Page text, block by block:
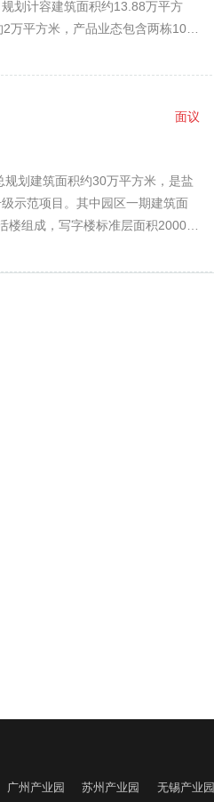
划计容建筑面积约13.88万平方
平方米，产品业态包含两栋100
卫星数据采集处理中心、卫星物
物馆。打造 以智能集装箱产业为
群与生态智慧园区。
面议
划建筑面积约30万平方米，是盐
示范项目。其中园区一期建筑面
组成，写字楼标准层面积2000至
积约7万余平方米，共3栋，每栋
年底，已聚集近60家生物科技企业
广州产业园 苏州产业园 无锡产业园